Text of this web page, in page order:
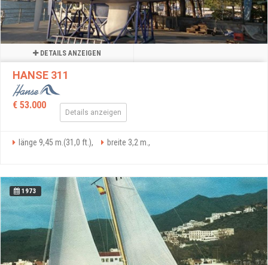
DETAILS ANZEIGEN
HANSE 311
€ 53.000
Details anzeigen
länge 9,45 m.(31,0 ft.), breite 3,2 m.,
1973